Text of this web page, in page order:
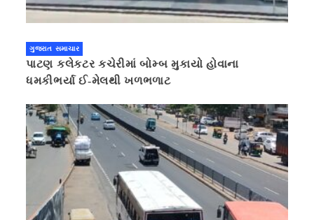
ગુજરાત સમાચાર
પાટણ કલેકટર કચેરીમાં બોમ્બ મુકાયો હોવાના
ધમકીભર્યા ઈ-મેલથી ખળભળાટ